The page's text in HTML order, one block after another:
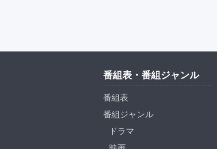
番組表・番組ジャンル
番組表
番組ジャンル
ドラマ